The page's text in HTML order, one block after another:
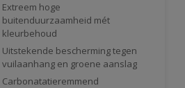
Extreem hoge
buitenduurzaamheid mét
kleurbehoud
Uitstekende bescherming tegen
vuilaanhang en groene aanslag
Carbonatatieremmend